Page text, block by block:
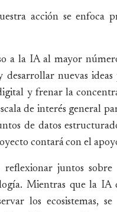
acción se enfoca
a la IA al mayor
nuevas
y frenar la
de interés general
de datos
contará con el
juntos sobre
Mientras que la IA
los ecosistemas,